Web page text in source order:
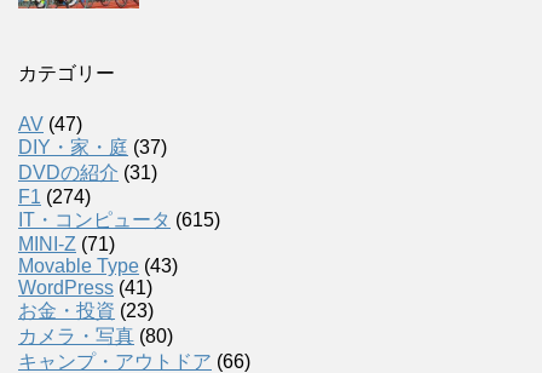
カテゴリー
AV (47)
DIY・家・庭 (37)
DVDの紹介 (31)
F1 (274)
IT・コンピュータ (615)
MINI-Z (71)
Movable Type (43)
WordPress (41)
お金・投資 (23)
カメラ・写真 (80)
キャンプ・アウトドア (66)